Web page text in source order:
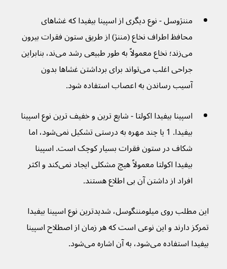
مننژوسل - نوع دیگری از اسپينا بيفيدا که غشاهای
محافظ اطراف نخاع (مننژ) از طریق ستون فقرات بیرون
می‌زند؛ نخاع معمولاً به طور طبیعی رشد می‌ند، بنابراین
جراحی اغلب می‌تواند برای برداشتن غشاها بدون
آسیب رساندن به اعصاب استفاده شود.
اسپینا بیفیدا اکولتا - شایع ترین و خفیف ترین نوع اسپینا
بیفیدا. 1 یا چند مهره به درستی تشکیل نمی‌شود، اما
شکاف در ستون فقرات بسیار کوچک است. اسپینا
بیفیدا اکولتا معمولاً هیچ مشکلی ایجاد نمی‌کند و اکثر
افراد از داشتن آن بی اطلاع هستند.
این مطلب روی میلومننگوسل، شدیدترین نوع اسپينا بيفيدا
تمرکز دارند و این نوعی است که هر زمان از اصطلاح اسپينا
بيفيدا استفاده می‌شود، به آن اشاره می‌شود.